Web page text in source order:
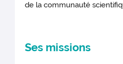
de la communauté
Ses missions